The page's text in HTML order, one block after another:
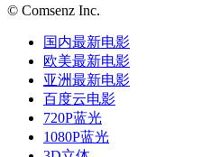
© Comsenz Inc.
国内最新电影
欧美最新电影
亚洲最新电影
百度云电影
720P蓝光
1080P蓝光